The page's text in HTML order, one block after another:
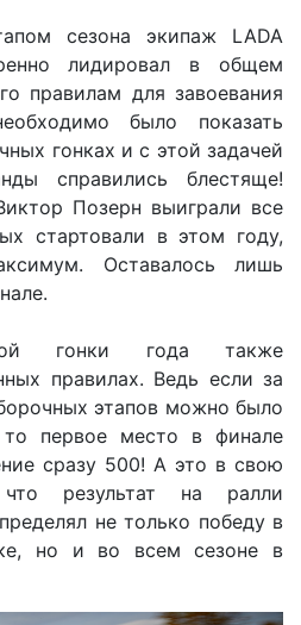
сезона экипаж LADA
лидировал в общем
правилам для завоевания
было показать
гонках и с этой задачей
справились блестяще!
Позерн выиграли все
стартовали в этом году,
Оставалось лишь
гонки года также
правилах. Ведь если за
этапов можно было
то первое место в финале
сразу 500! А это в свою
результат на ралли
не только победу в
но и во всем сезоне в